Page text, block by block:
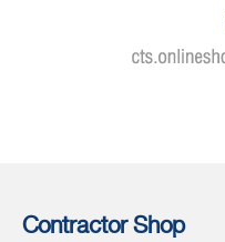
Contractor Shop